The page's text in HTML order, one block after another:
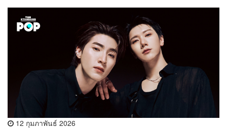
12 กุมภาพันธ์ 2026